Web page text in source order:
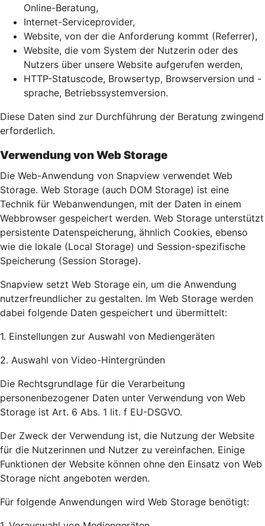
Online-Beratung,
Internet-Serviceprovider,
Website, von der die Anforderung kommt (Referrer),
Website, die vom System der Nutzerin oder des
Nutzers über unsere Website aufgerufen werden,
HTTP-Statuscode, Browsertyp, Browserversion und -
sprache, Betriebssystemversion.
Diese Daten sind zur Durchführung der Beratung zwingend
erforderlich.
Verwendung von Web Storage
Die Web-Anwendung von Snapview verwendet Web
Storage. Web Storage (auch DOM Storage) ist eine
Technik für Webanwendungen, mit der Daten in einem
Webbrowser gespeichert werden. Web Storage unterstützt
persistente Datenspeicherung, ähnlich Cookies, ebenso
wie die lokale (Local Storage) und Session-spezifische
Speicherung (Session Storage).
Snapview setzt Web Storage ein, um die Anwendung
nutzerfreundlicher zu gestalten. Im Web Storage werden
dabei folgende Daten gespeichert und übermittelt:
1. Einstellungen zur Auswahl von Mediengeräten
2. Auswahl von Video-Hintergründen
Die Rechtsgrundlage für die Verarbeitung
personenbezogener Daten unter Verwendung von Web
Storage ist Art. 6 Abs. 1 lit. f EU-DSGVO.
Der Zweck der Verwendung ist, die Nutzung der Website
für die Nutzerinnen und Nutzer zu vereinfachen. Einige
Funktionen der Website können ohne den Einsatz von Web
Storage nicht angeboten werden.
Für folgende Anwendungen wird Web Storage benötigt: